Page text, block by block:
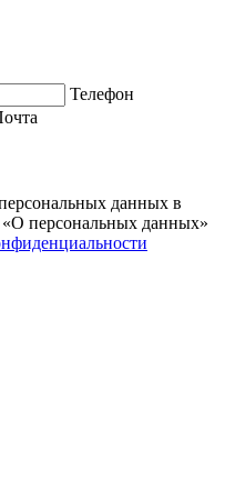
Телефон
данных в
персональных данных»